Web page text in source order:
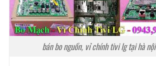
bán bo nguồn, vỉ chính tivi lg tại hà nội